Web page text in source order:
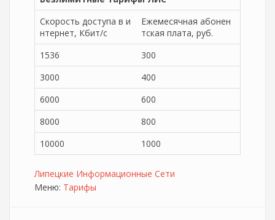
Скорость доступа в и
нтернет, Кбит/с
Ежемесячная абонен
тская плата, руб.
1536
300
3000
400
6000
600
8000
800
10000
1000
Липецкие Информационные Сети
Меню: Тарифы